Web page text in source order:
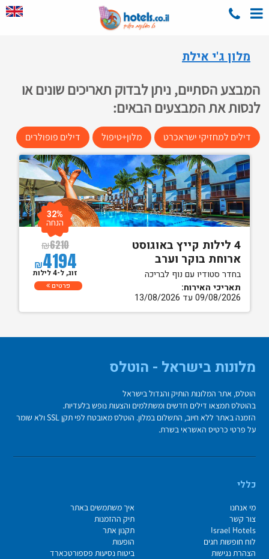
מלון ג'י אילת
המבצע הסתיים, ניתן לבדוק תאריכים שונים או
לנסות את המבצעים הבאים:
דילים למחזיקי ישראכרט מלון+טיפול דילים פופולרים
4 לילות קייץ באוגוסט
ארוחת בוקר וערב
בחדר סטודיו עם נוף לבריכה
תאריכי האירוח:
09/08/2026 עד 13/08/2026
₪6210
₪4194
32%
הנחה
זוג, ל-4 לילות
פרטים
מלונות בישראל - הוטלס
הוטלס, אתר המלונות הותיק והגדול בישראל
בהוטלס תמצאו דילים חדשים ומשתלמים והצעות נופש בלעדיות.
הזמנה באתר ללא חיוב, התשלום במלון. הוטלס מאובטח לפי תקן SSL ולא שומר
על פרטי כרטיס האשראי בשרת.
כללי
מי אנחנו
איך משתמשים באתר
צור קשר
תיק ההזמנות
Israel Hotels
תקנון אתר
לוח חופשות חגים
הופעות
הצהרת נגישות
ביטוח נסיעות פספורטכארד